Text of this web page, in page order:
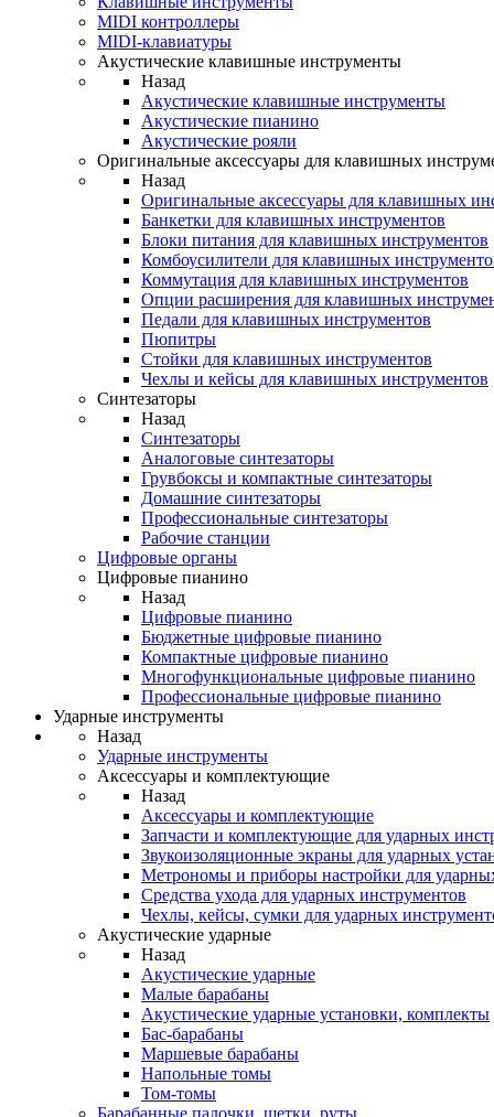
MIDI контроллеры
MIDI-клавиатуры
Акустические клавишные инструменты
Назад
Акустические клавишные инструменты
Акустические пианино
Акустические рояли
Оригинальные аксессуары для клавишных
Назад
Оригинальные аксессуары для клавишных
Банкетки для клавишных инструментов
Блоки питания для клавишных инструментов
Комбоусилители для клавишных
Коммутация для клавишных инструментов
Опции расширения для клавишных
Педали для клавишных инструментов
Пюпитры
Стойки для клавишных инструментов
Чехлы и кейсы для клавишных инструментов
Синтезаторы
Назад
Синтезаторы
Аналоговые синтезаторы
Грувбоксы и компактные синтезаторы
Домашние синтезаторы
Профессиональные синтезаторы
Рабочие станции
Цифровые органы
Цифровые пианино
Назад
Цифровые пианино
Бюджетные цифровые пианино
Компактные цифровые пианино
Многофункциональные цифровые пианино
Профессиональные цифровые пианино
Ударные инструменты
Назад
Ударные инструменты
Аксессуары и комплектующие
Назад
Аксессуары и комплектующие
Запчасти и комплектующие для ударных
Звукоизоляционные экраны для ударных
Метрономы и приборы настройки для
Средства ухода для ударных инструментов
Чехлы, кейсы, сумки для ударных
Акустические ударные
Назад
Акустические ударные
Mалые барабаны
Акустические ударные установки, комплекты
Бас-барабаны
Маршевые барабаны
Напольные томы
Том-томы
Барабанные палочки, щетки, руты